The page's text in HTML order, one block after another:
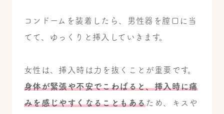
コンドームを装着したら、男性器を膣口に当
てて、ゆっくりと挿入していきます。
女性は、挿入時は力を抜くことが重要です。
身体が緊張や不安でこわばると、挿入時に痛
みを感じやすくなることもあるため、キスや